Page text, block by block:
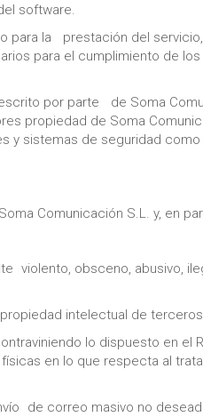
software.
para la prestación del
para el cumplimiento de
por parte de Soma
propiedad de Soma
y sistemas de seguridad
Comunicación S.L. y, en
violento, obsceno, abusivo,
intelectual de
lo dispuesto en el
en lo que respecta al
de correo masivo no